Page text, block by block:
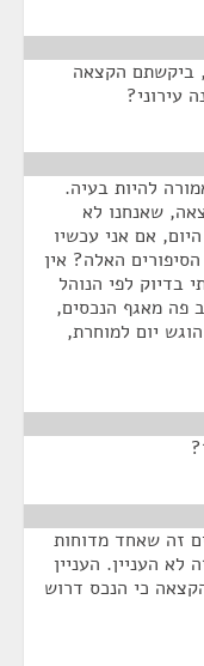
ביקשתם הקצאה
עירוני?
להיות בעיה.
שאנחנו לא
אם אני עכשיו
האלה? אין
בדיוק לפי הנוהל
פה מאגף הנכסים,
יום למוחרת,
זה שאחד מדוחות
אבל זה לא העניין. העניין
כי הנכס דרוש